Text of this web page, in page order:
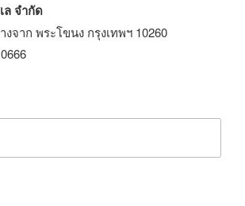
ล จำกัด
จาก พระโขนง กรุงเทพฯ 10260